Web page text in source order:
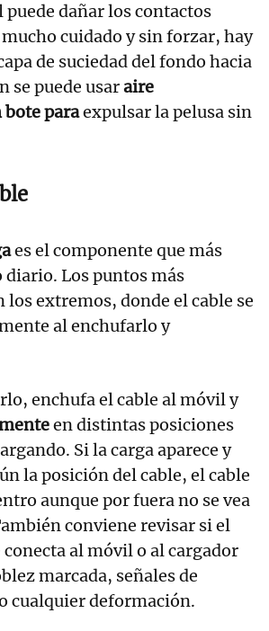
dañar los contactos
cuidado y sin forzar, hay
de suciedad del fondo hacia
se puede usaraire
paraexpulsar la pelusa sin
es el componente que más
diario. Los puntos más
los extremos, donde el cable se
al enchufarlo y
enchufa el cable al móvil y
en distintas posiciones
Si la carga aparece y
la posición del cable, el cable
aunque por fuera no se vea
conviene revisar si el
al móvil o al cargador
marcada, señales de
cualquier deformación.